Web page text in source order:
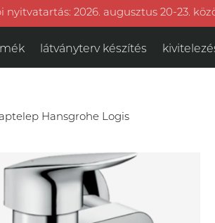
nyitvatartás: 2026. augusztus 20-23.
látványterv készítés
Hansgrohe Logis